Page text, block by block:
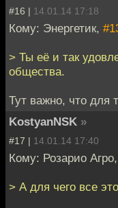
#16 | 14.01.14 17:18
Кому: Энергетик,
> Ты её и так
общества.
Тут важно, что для
KostyanNSK »
#17 | 14.01.14 17:40
Кому: Розарио Агро,
> А для чего все